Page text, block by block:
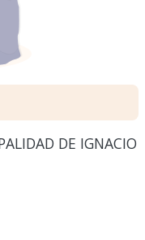
DE IGNACIO